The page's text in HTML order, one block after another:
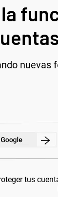
nuevas